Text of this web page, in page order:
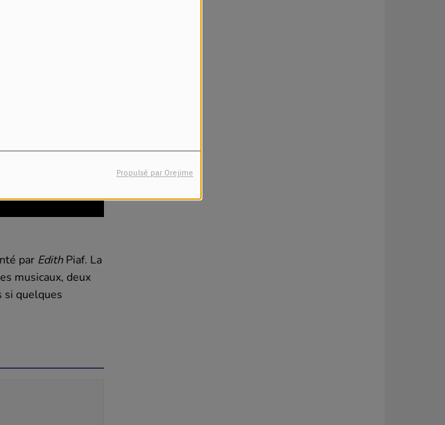
Propulsé par Orejime
par EdithPiaf. La
musicaux, deux
si quelques